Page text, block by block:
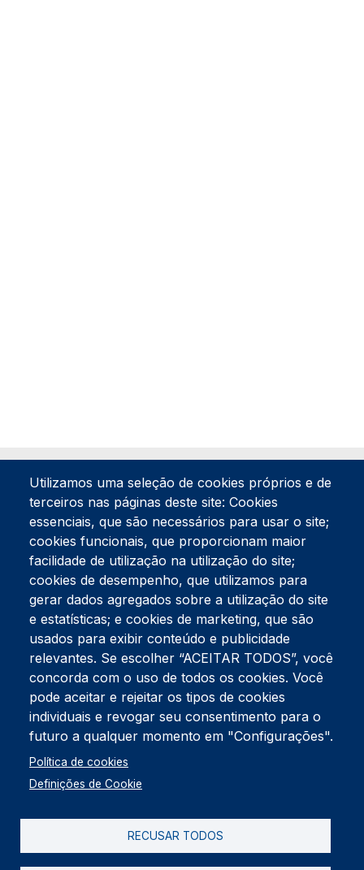
Tel:234 390 100Fax:234 390 100
Endereço Postal
Apartado 42
Rua Gil Eanes 31
3834-908 Gafanha da Nazaré
Estúdios
Rua Prior Guerra
Edifício do Centro Cultural da Gafanha da Nazaré
3830-556 Gafanha da Nazaré
Rodapé
Cookies
Política de Privacidade
Utilizamos uma seleção de cookies próprios e de
terceiros nas páginas deste site: Cookies
essenciais, que são necessários para usar o site;
cookies funcionais, que proporcionam maior
facilidade de utilização na utilização do site;
cookies de desempenho, que utilizamos para
gerar dados agregados sobre a utilização do site
e estatísticas; e cookies de marketing, que são
usados para exibir conteúdo e publicidade
relevantes. Se escolher “ACEITAR TODOS”, você
concorda com o uso de todos os cookies. Você
pode aceitar e rejeitar os tipos de cookies
individuais e revogar seu consentimento para o
futuro a qualquer momento em "Configurações".
Política de cookies
Definições de Cookie
RECUSAR TODOS